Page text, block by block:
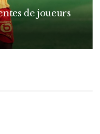
de joueurs